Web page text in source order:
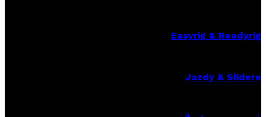
Easyrig & Readyrig
Jazdy & Slidere